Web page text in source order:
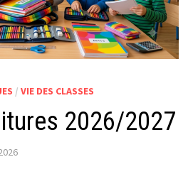
/ VIE DES CLASSES
2026/2027